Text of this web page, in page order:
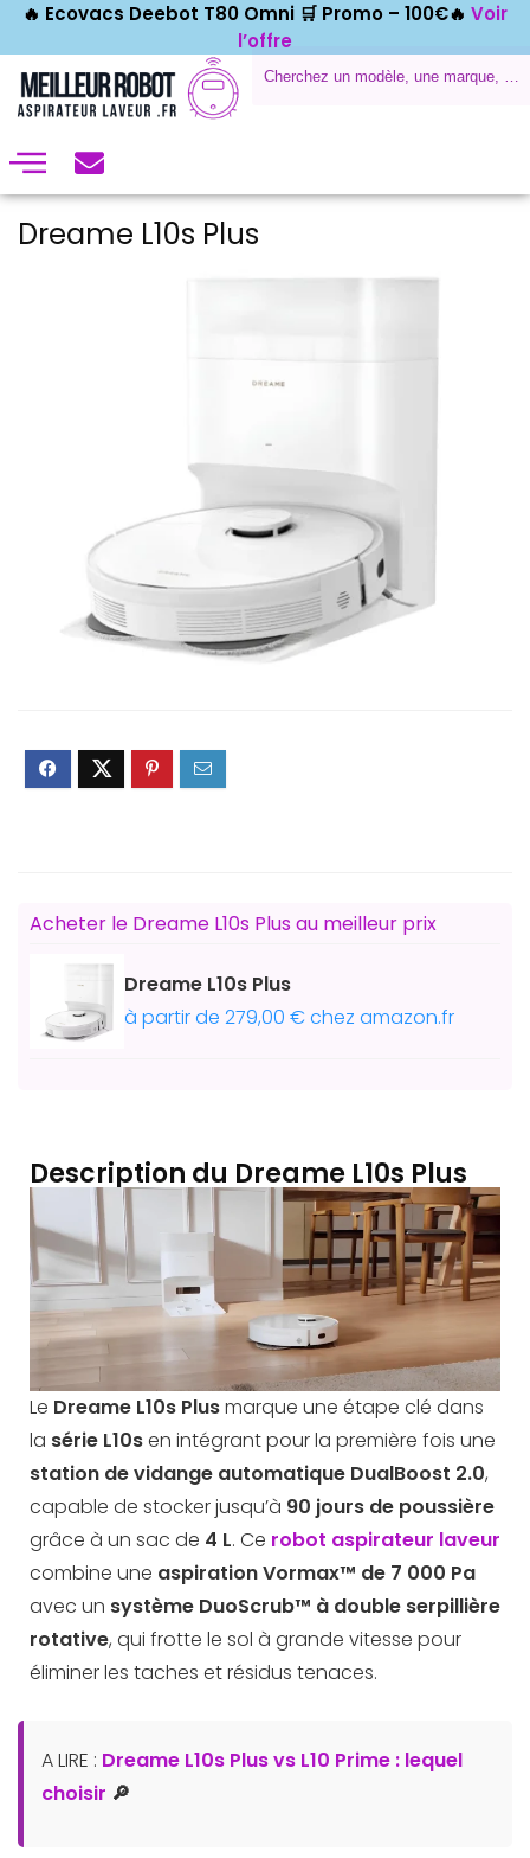
🔥 Ecovacs Deebot T80 Omni 🛒 Promo – 100€🔥 Voir
l’offre
Dreame L10s Plus
Acheter le Dreame L10s Plus au meilleur prix
Dreame L10s Plus
à partir de 279,00 € chez amazon.fr
Description du Dreame L10s Plus
Le Dreame L10s Plusmarque une étape clé dans
la série L10sen intégrant pour la première fois une
station de vidange automatique DualBoost 2.0,
capable de stocker jusqu’à 90 jours de poussière
grâce à un sac de 4 L. Ce robot aspirateur laveur
combine une aspiration Vormax™ de 7 000 Pa
avec un système DuoScrub™ à double serpillière
rotative, qui frotte le sol à grande vitesse pour
éliminer les taches et résidus tenaces.
A LIRE : Dreame L10s Plus vs L10 Prime : lequel
choisir 🔎